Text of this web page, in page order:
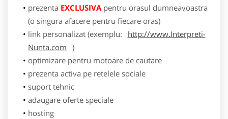
prezenta EXCLUSIVApentru orasul dumneavoastra
(o singura afacere pentru fiecare oras)
link personalizat (exemplu:
http://www.Interpreti-
Nunta.com )
optimizare pentru motoare de cautare
prezenta activa pe retelele sociale
suport tehnic
adaugare oferte speciale
hosting